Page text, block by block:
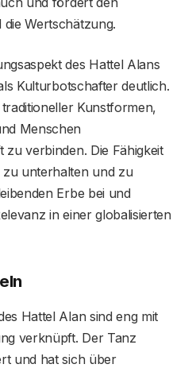
Wertschätzung.
des Hattel Alans
Kulturbotschafter deutlich.
Kunstformen,
Menschen
verbinden. Die Fähigkeit
zu unterhalten und zu
Erbe bei und
in einer globalisierten
Hattel Alan sind eng mit
verknüpft. Der Tanz
und hat sich über